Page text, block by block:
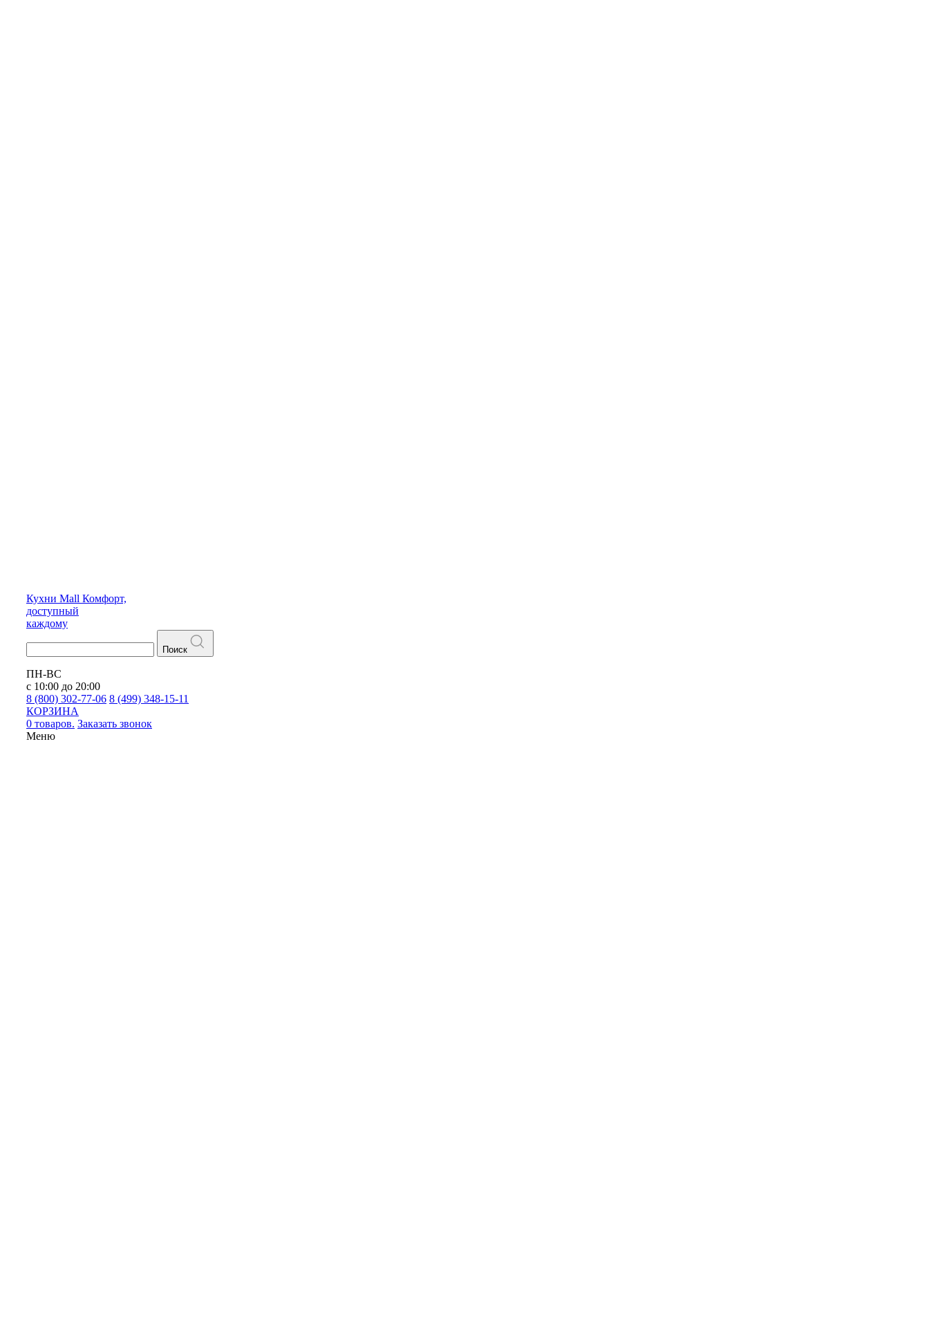
Кухни Mall Комфорт,
доступный
каждому
Поиск
ПН-ВС
с 10:00 до 20:00
8 (800) 302-77-06 8 (499) 348-15-11
КОРЗИНА
0 товаров. Заказать звонок
Меню